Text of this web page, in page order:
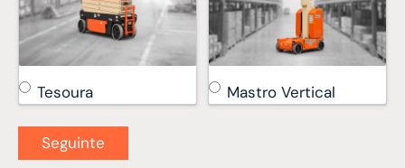
Tesoura Mastro Vertical